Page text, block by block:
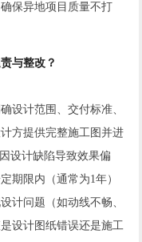
保异地项目质量不打
与整改？
设计范围、交付标准、
方提供完整施工图并进
设计缺陷导致效果偏
期限内（通常为1年）
计问题（如动线不畅、
设计图纸错误还是施工